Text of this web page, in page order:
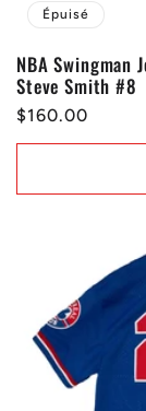
Épuisé
NBA Swingman
Steve Smith #8
Prix
habituel
$160.00